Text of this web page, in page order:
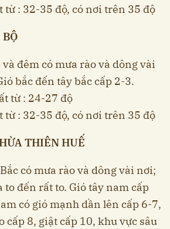
từ : 32-35 độ, có nơi trên 35 độ
đêm có mưa rào và dông vài
bắc đến tây bắc cấp 2-3.
từ : 24-27 độ
từ : 32-35 độ, có nơi trên 35 độ
THIÊN HUẾ
có mưa rào và dông vài nơi;
to đến rất to. Gió tây nam cấp
có gió mạnh dần lên cấp 6-7,
cấp 8, giật cấp 10, khu vực sâu